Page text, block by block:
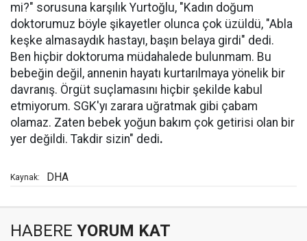
mi?" sorusuna karşılık Yurtoğlu, "Kadın doğum
doktorumuz böyle şikayetler olunca çok üzüldü, "Abla
keşke almasaydık hastayı, başın belaya girdi" dedi.
Ben hiçbir doktoruma müdahalede bulunmam. Bu
bebeğin değil, annenin hayatı kurtarılmaya yönelik bir
davranış. Örgüt suçlamasını hiçbir şekilde kabul
etmiyorum. SGK'yı zarara uğratmak gibi çabam
olamaz. Zaten bebek yoğun bakım çok getirisi olan bir
yer değildi. Takdir sizin" dedi.
Kaynak: DHA
HABERE YORUM KAT